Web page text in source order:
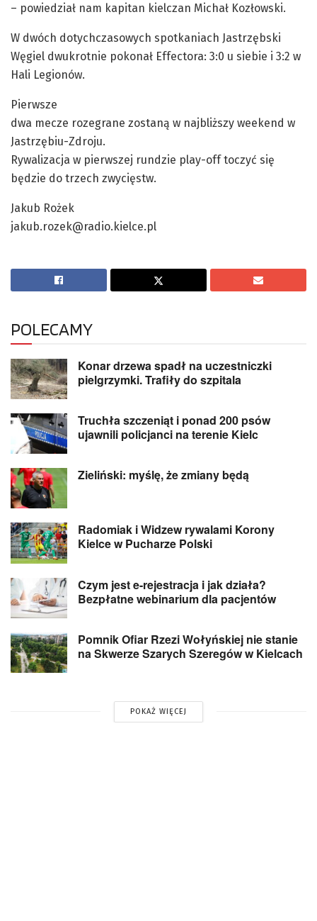
– powiedział nam kapitan kielczan Michał Kozłowski.
W dwóch dotychczasowych spotkaniach Jastrzębski
Węgiel dwukrotnie pokonał Effectora: 3:0 u siebie i 3:2 w
Hali Legionów.
Pierwsze
dwa mecze rozegrane zostaną w najbliższy weekend w
Jastrzębiu-Zdroju.
Rywalizacja w pierwszej rundzie play-off toczyć się
będzie do trzech zwycięstw.
Jakub Rożek
jakub.rozek@radio.kielce.pl
POLECAMY
Konar drzewa spadł na uczestniczki
pielgrzymki. Trafiły do szpitala
Truchła szczeniąt i ponad 200 psów
ujawnili policjanci na terenie Kielc
Zieliński: myślę, że zmiany będą
Radomiak i Widzew rywalami Korony
Kielce w Pucharze Polski
Czym jest e-rejestracja i jak działa?
Bezpłatne webinarium dla pacjentów
Pomnik Ofiar Rzezi Wołyńskiej nie stanie
na Skwerze Szarych Szeregów w Kielcach
POKAŻ WIĘCEJ